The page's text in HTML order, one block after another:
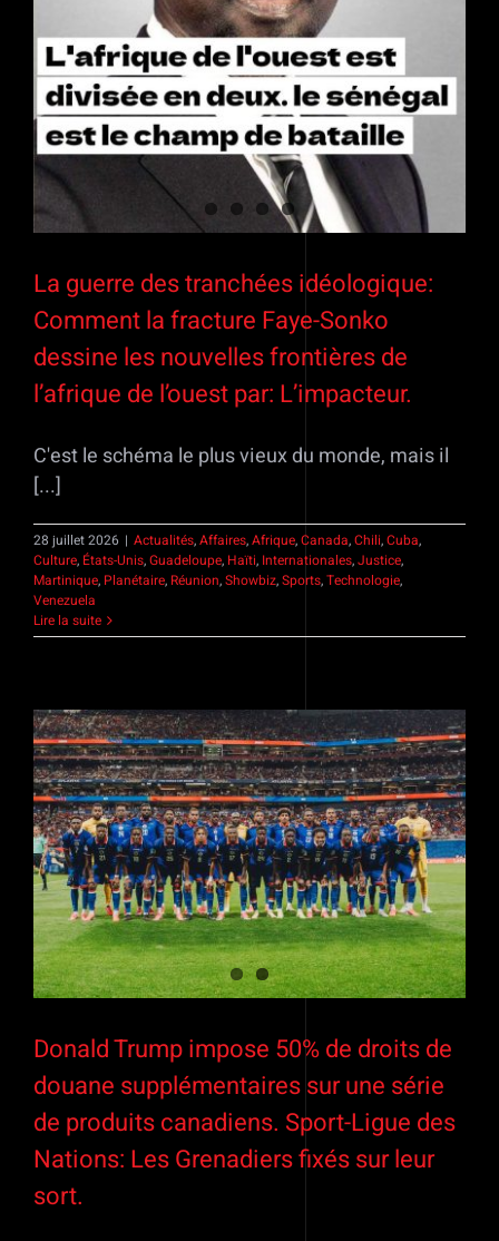
La guerre des tranchées idéologique:
Comment la fracture Faye-Sonko
dessine les nouvelles frontières de
l’afrique de l’ouest par: L’impacteur.
C'est le schéma le plus vieux du monde, mais il
[...]
28 juillet 2026 | Actualités,Affaires,Afrique,Canada,Chili,Cuba,
Culture, États-Unis,Guadeloupe, Haïti, Internationales,Justice,
Martinique, Planétaire, Réunion,Showbiz,Sports,Technologie,
Venezuela
Lire la suite
Donald Trump impose 50% de droits de
douane supplémentaires sur une série
de produits canadiens. Sport-Ligue des
Nations: Les Grenadiers fixés sur leur
sort.